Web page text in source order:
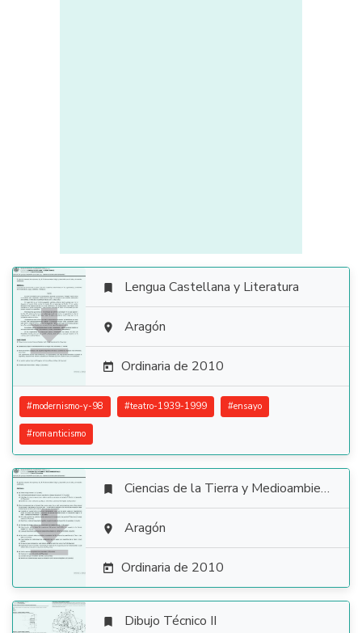

 Lengua Castellana y Literatura
 Aragón
 Ordinaria de 2010
#modernismo-y-98 #teatro-1939-1999 #ensayo
#romanticismo

 Ciencias de la Tierra y Medioambientales
 Aragón
 Ordinaria de 2010
 Dibujo Técnico II